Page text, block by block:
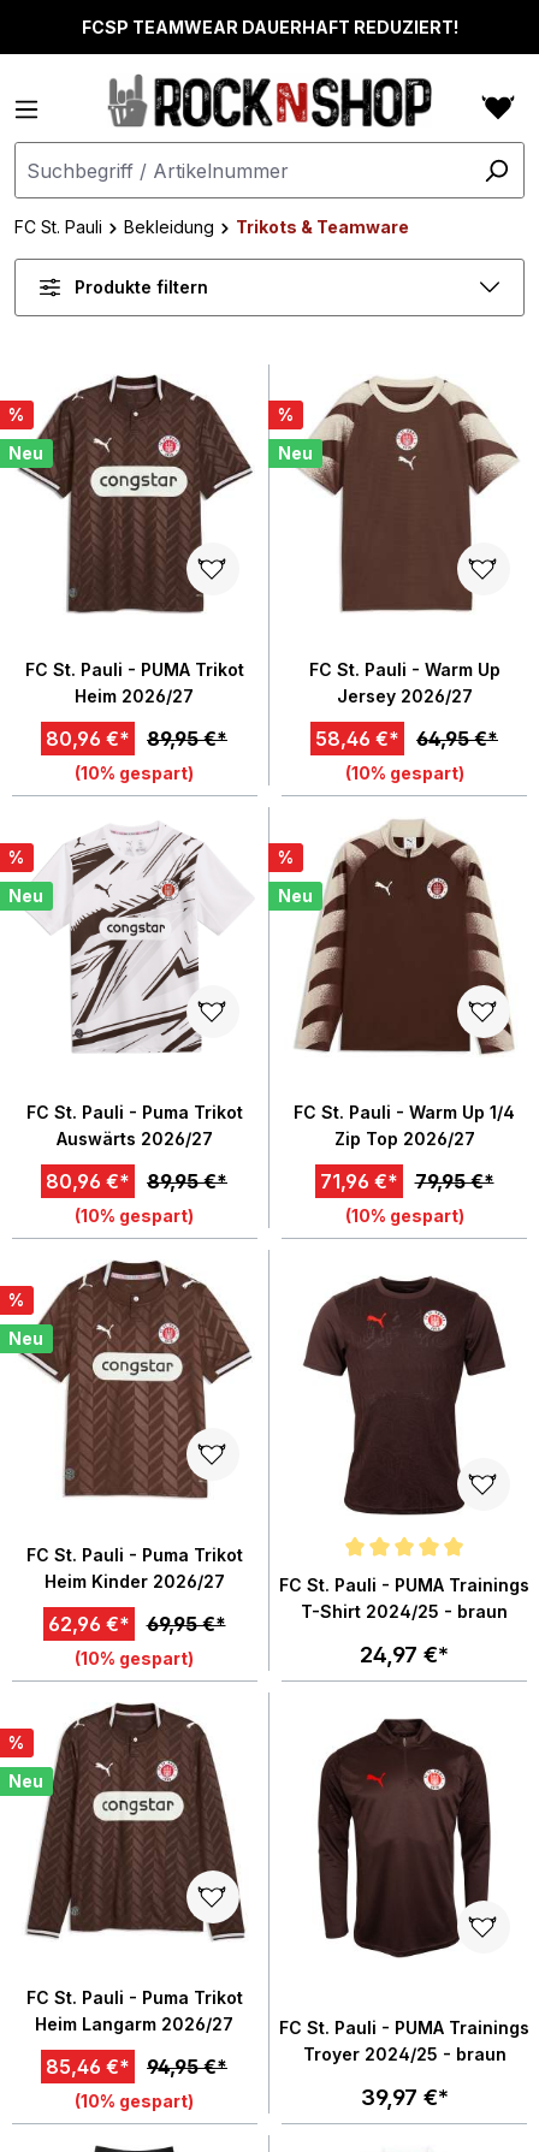
springenFCSP TEAMWEAR DAUERHAFT REDUZIERT!
FC St. Pauli Bekleidung Trikots & Teamware
Produkte filtern
%
Neu
FC St. Pauli - PUMA Trikot
Heim 2026/27
80,96 €* 89,95 €*
(10% gespart)
%
Neu
FC St. Pauli - Warm Up
Jersey 2026/27
58,46 €* 64,95 €*
(10% gespart)
%
Neu
FC St. Pauli - Puma Trikot
Auswärts 2026/27
80,96 €* 89,95 €*
(10% gespart)
%
Neu
FC St. Pauli - Warm Up 1/4
Zip Top 2026/27
71,96 €* 79,95 €*
(10% gespart)
%
Neu
FC St. Pauli - Puma Trikot
Heim Kinder 2026/27
62,96 €* 69,95 €*
(10% gespart)
Durchschnittliche Bewertung
FC St. Pauli - PUMA Trainings
T-Shirt 2024/25 - braun
24,97 €*
%
Neu
FC St. Pauli - Puma Trikot
Heim Langarm 2026/27
85,46 €* 94,95 €*
(10% gespart)
FC St. Pauli - PUMA Trainings
Troyer 2024/25 - braun
39,97 €*